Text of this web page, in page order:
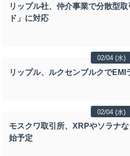
リップル社、仲介事業で分散型
ド」に対応
02/04 (水)
リップル、ルクセンブルクでEMI
02/04 (水)
モスクワ取引所、XRPやソラナ
始予定